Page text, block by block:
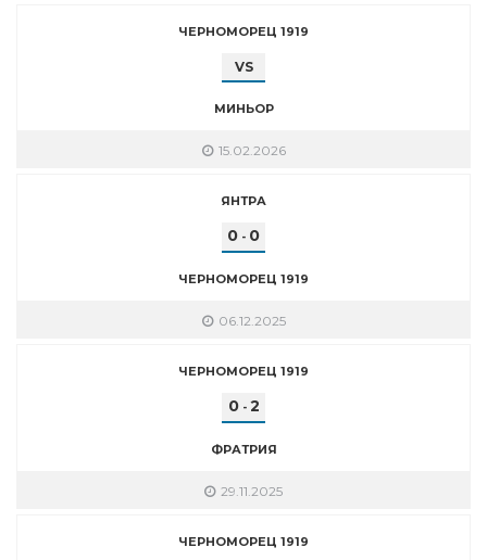
ЧЕРНОМОРЕЦ 1919
VS
МИНЬОР
15.02.2026
ЯНТРА
0 - 0
ЧЕРНОМОРЕЦ 1919
06.12.2025
ЧЕРНОМОРЕЦ 1919
0- 2
ФРАТРИЯ
29.11.2025
ЧЕРНОМОРЕЦ 1919